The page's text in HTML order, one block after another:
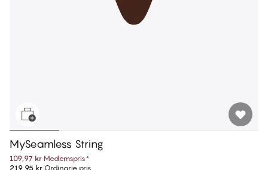
MySeamless String
109,97 kr Medlemspris*
219,95 kr Ordinarie pris